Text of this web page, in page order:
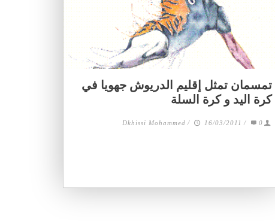
تمسمان تمثل إقليم الدريوش جهويا في
كرة اليد و كرة السلة
Dkhissi Mohammed / 16/03/2011 / 0